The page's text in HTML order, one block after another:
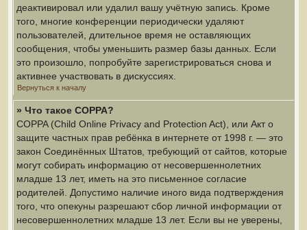
деактивировал или удалил вашу учётную запись. Кроме
того, многие конференции периодически удаляют
пользователей, длительное время не оставляющих
сообщения, чтобы уменьшить размер базы данных. Если
это произошло, попробуйте зарегистрироваться снова и
активнее участвовать в дискуссиях.
Вернуться к началу
» Что такое COPPA?
COPPA (Child Online Privacy and Protection Act), или Акт о
защите частных прав ребёнка в интернете от 1998 г. — это
закон Соединённых Штатов, требующий от сайтов, которые
могут собирать информацию от несовершеннолетних
младше 13 лет, иметь на это письменное согласие
родителей. Допустимо наличие иного вида подтверждения
того, что опекуны разрешают сбор личной информации от
несовершеннолетних младше 13 лет. Если вы не уверены,